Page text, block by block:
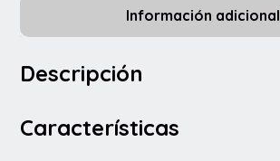
Información adicional
Descripción
Características